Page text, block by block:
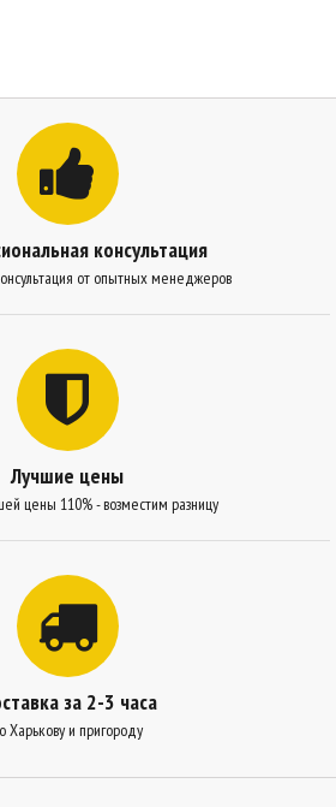
консультация
от опытных менеджеров
Лучшие цены
цены 110% - возместим разницу
за 2-3 часа
Харькову и пригороду